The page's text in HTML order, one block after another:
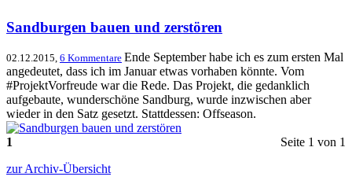
Sandburgen bauen und zerstören
02.12.2015, 6 Kommentare Ende September habe ich es zum ersten Mal
angedeutet, dass ich im Januar etwas vorhaben könnte. Vom
#ProjektVorfreude war die Rede. Das Projekt, die gedanklich
aufgebaute, wunderschöne Sandburg, wurde inzwischen aber
wieder in den Satz gesetzt. Stattdessen: Offseason.
Seite 1 von 1
1
zur Archiv-Übersicht